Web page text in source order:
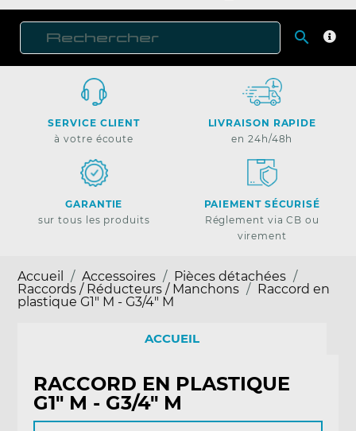

SERVICE CLIENT
à votre écoute
LIVRAISON RAPIDE
en 24h/48h
GARANTIE
sur tous les produits
PAIEMENT SÉCURISÉ
Réglement via CB ou
virement
Accueil Accessoires
Pièces détachées
Raccords / Réducteurs / Manchons
Raccord en
plastique G1" M - G3/4" M
ACCUEIL
RACCORD EN PLASTIQUE
G1" M - G3/4" M